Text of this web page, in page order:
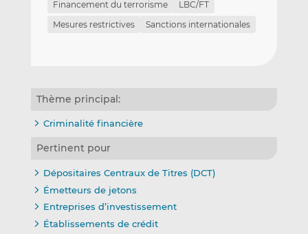
Financement du terrorisme
LBC/FT
Mesures restrictives
Sanctions internationales
Thème principal:
Criminalité financière
Pertinent pour
Dépositaires Centraux de Titres (DCT)
Émetteurs de jetons
Entreprises d’investissement
Établissements de crédit